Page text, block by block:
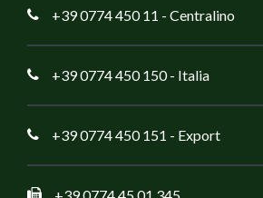
+39 0774 450 11 - Centralino
+39 0774 450 150- Italia
+39 0774 450 151 - Export